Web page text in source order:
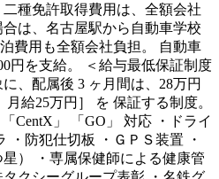
種免許取得費用は、全額会社
は、名古屋駅から自動車学校
費用も全額会社負担。 自動車
円を支給。 ＜給与最低保証制度
、配属後 3 ヶ月間は、28万円
月給25万円］ を 保証する制度。
CentX」 「GO」 対応 ・ドライ
・防犯仕切板 ・ＧＰＳ装置 ・
） ・専属保健師による健康管